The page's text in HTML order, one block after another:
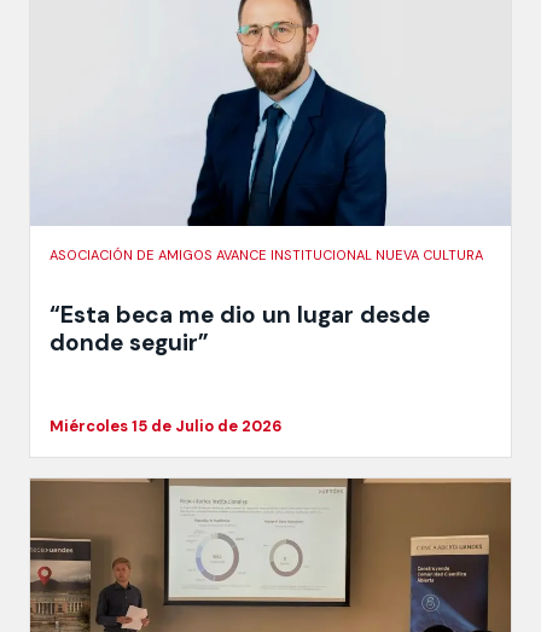
ASOCIACIÓN DE AMIGOS AVANCE INSTITUCIONAL NUEVA CULTURA
“Esta beca me dio un lugar desde
donde seguir”
Miércoles 15 de Julio de 2026